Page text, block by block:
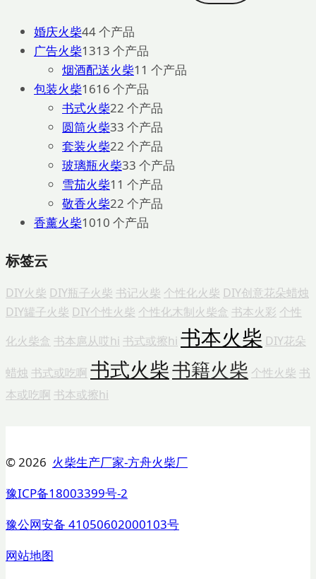
婚庆火柴44 个产品
广告火柴1313 个产品
烟酒配送火柴1 1 个产品
包装火柴1616 个产品
书式火柴22 个产品
圆筒火柴33 个产品
套装火柴22 个产品
玻璃瓶火柴33 个产品
雪茄火柴1 1 个产品
敬香火柴22 个产品
香薰火柴1010 个产品
标签云
DIY火柴 DIY瓶子火柴 书记火柴 个性化火柴 DIY创意花朵蜡烛
DIY罐子火柴 DIY个性火柴 个性化木制火柴盒 书本火彩 个性
化火柴盒 书本扈从哎hi 书式或擦hi 书本火柴 DIY花朵
蜡烛 书式或吃啊 书式火柴书籍火柴 个性火柴 书
本或吃啊 书本或擦hi
© 2026 火柴生产厂家-方舟火柴厂
豫ICP备18003399号-2
豫公网安备 41050602000103号
网站地图